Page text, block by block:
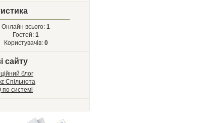
Онлайн всього: 1
Гостей: 1
Користувачів: 0
сайту
блог
Спільнота
по системі